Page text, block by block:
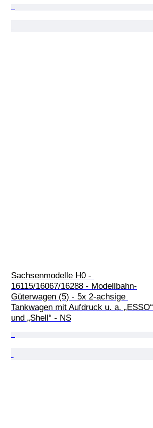
Sachsenmodelle H0 -
16115/16067/16288 - Modellbahn-
Güterwagen (5) - 5x 2-achsige
Tankwagen mit Aufdruck u. a. „ESSO“
und „Shell“ - NS